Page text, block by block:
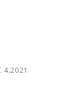
4,2021